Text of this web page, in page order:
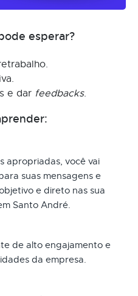
esperar?
e dar feedbacks.
apropriadas, você vai
suas mensagens e
e direto nas sua
Santo André.
de alto engajamento e
da empresa.